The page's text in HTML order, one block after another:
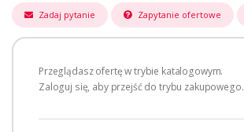
Zadaj pytanie Zapytanie ofertowe
Przeglądasz ofertę w trybie katalogowym.
Zaloguj się, aby przejść do trybu zakupowego.